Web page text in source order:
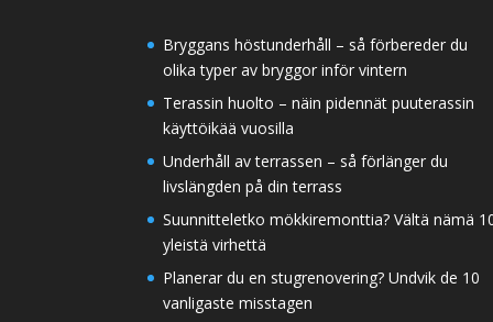
Bryggans höstunderhåll – så förbereder du
olika typer av bryggor inför vintern
Terassin huolto – näin pidennät puuterassin
käyttöikää vuosilla
Underhåll av terrassen – så förlänger du
livslängden på din terrass
Suunnitteletko mökkiremonttia? Vältä nämä
yleistä virhettä
Planerar du en stugrenovering? Undvik de 10
vanligaste misstagen